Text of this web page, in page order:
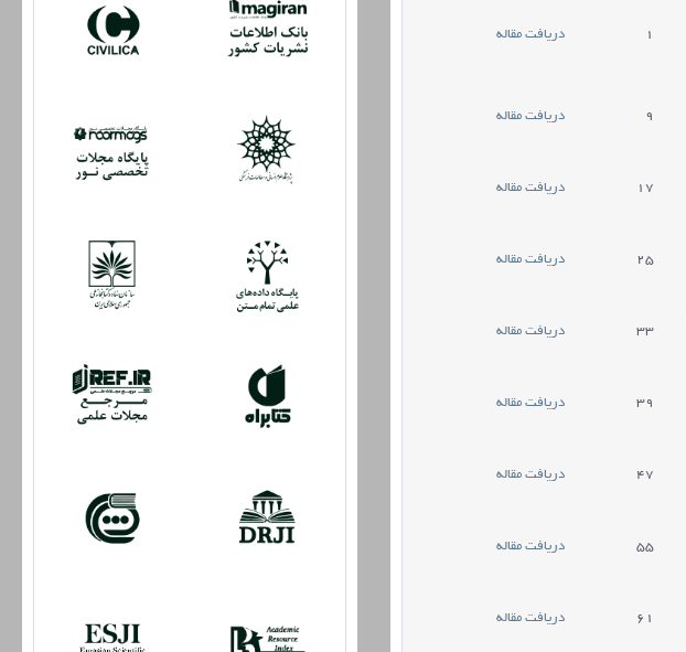
1
دریافت مقاله
9
دریافت مقاله
17
دریافت مقاله
25
دریافت مقاله
33
دریافت مقاله
39
دریافت مقاله
47
دریافت مقاله
55
دریافت مقاله
61
دریافت مقاله